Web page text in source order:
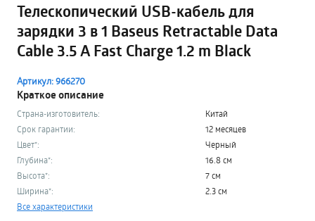
Телескопический USB-кабель для
зарядки 3 в 1 Baseus Retractable Data
Cable 3.5 A Fast Charge 1.2 m Black
Артикул: 966270
Краткое описание
Страна-изготовитель:
Китай
Срок гарантии:
12 месяцев
Цвет*:
Черный
Глубина*:
16.8 см
Высота*:
7 см
Ширина*:
2.3 см
Все характеристики